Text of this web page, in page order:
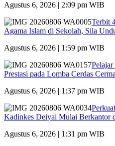
Agustus 6, 2026 | 2:09 pm WIB
Terbit
Agama Islam di Sekolah, Sila
Agustus 6, 2026 | 1:59 pm WIB
Prestasi pada Lomba Cerdas
Agustus 6, 2026 | 1:37 pm WIB
Kadinkes Deiyai Mulai Berkantor
Agustus 6, 2026 | 1:31 pm WIB